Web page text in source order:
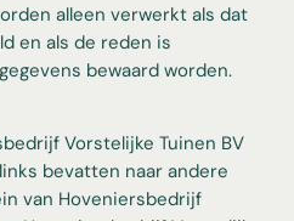
alleen verwerkt als dat
en als de reden is
bewaard worden.
Vorstelijke Tuinen BV
bevatten naar andere
van Hoveniersbedrijf